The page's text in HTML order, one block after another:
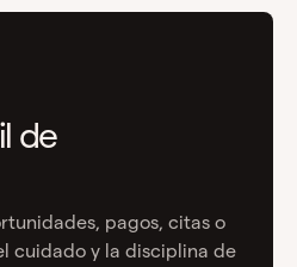
de
pagos, citas o
cuidado y la disciplina de